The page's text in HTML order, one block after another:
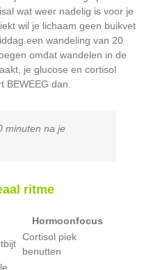
wat weer nadelig is voor je
wil je lichaam geen buikvet
een wandeling van 20
omdat wandelen in de
je glucose en cortisol
BEWEEG dan.
minuten na je
ritme
Hormoonfocus
Cortisol piek
benutten